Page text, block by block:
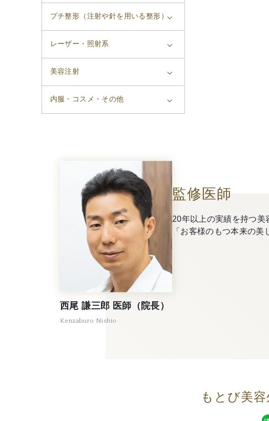
プチ整形（注射や針を用いる整形）
レーザー・照射系
美容注射
内服・コスメ・その他
監修医師
20年以上の実績を持つ美
「お客様のもつ本来の
西尾 謙三郎 医師（院長）
Kenzaburo Nishio
もとび美